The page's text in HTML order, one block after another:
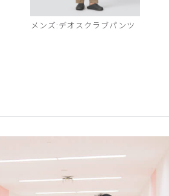
メンズ:デオスクラブパンツ